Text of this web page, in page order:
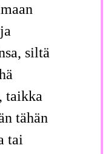
siltä
taikka
tähän
tai